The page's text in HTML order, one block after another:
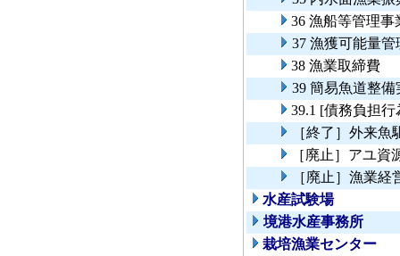
36 漁船等管理事
37 漁獲可能量
38 漁業取締費
39 簡易魚道整備
39.1 [債務負担
［終了］外来
［廃止］アユ資
［廃止］漁業
水産試験場
境港水産事務所
栽培漁業センター